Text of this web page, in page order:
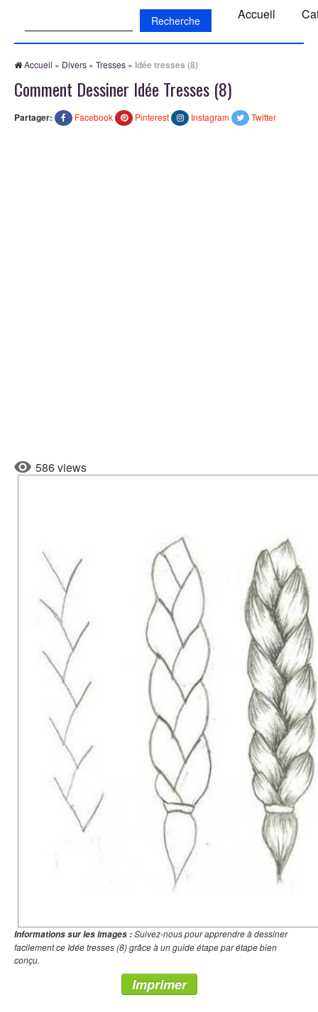
Accueil
Accueil » Divers » Tresses » Idée tresses (8)
Comment Dessiner Idée Tresses (8)
Partager: Facebook Pinterest Instagram Twitter
586 views
Informations sur les images :Suivez-nous pour apprendre à dessiner
facilement ce Idée tresses (8) grâce à un guide étape par étape bien
conçu.
Imprimer